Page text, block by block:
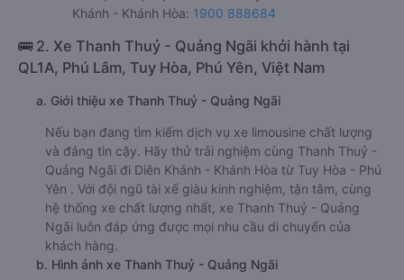
Khánh - Khánh Hòa: 1900 888684
🚌 2. Xe Thanh Thuỷ - Quảng Ngãi khởi hành tại
QL1A, Phú Lâm, Tuy Hòa, Phú Yên, Việt Nam
a. Giới thiệu xe Thanh Thuỷ - Quảng Ngãi
Nếu bạn đang tìm kiếm dịch vụ xe limousine chất lượng
và đáng tin cậy. Hãy thử trải nghiệm cùng Thanh Thuỷ -
Quảng Ngãi đi Diên Khánh - Khánh Hòa từ Tuy Hòa - Phú
Yên . Với đội ngũ tài xế giàu kinh nghiệm, tận tâm, cùng
hệ thống xe chất lượng nhất, xe Thanh Thuỷ - Quảng
Ngãi luôn đáp ứng được mọi nhu cầu di chuyển của
khách hàng.
b. Hình ảnh xe Thanh Thuỷ - Quảng Ngãi